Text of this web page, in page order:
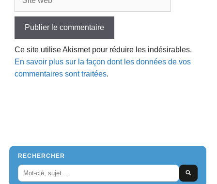
Ce site utilise Akismet pour réduire les indésirables.
En savoir plus sur la façon dont les données de vos
commentaires sont traitées.
RECHERCHER